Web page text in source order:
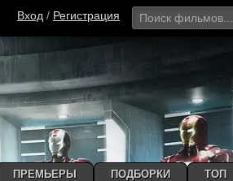
Вход / Регистрация
ПРЕМЬЕРЫ ПОДБОРКИ ТОП